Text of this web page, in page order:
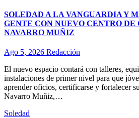
SOLEDAD A LA VANGUARDIA Y
GENTE CON NUEVO CENTRO
NAVARRO MUÑIZ
Ago 5, 2026 Redacción
El nuevo espacio contará con talleres,
instalaciones de primer nivel para que
aprender oficios, certificarse y fortalecer
Navarro Muñiz,…
Soledad